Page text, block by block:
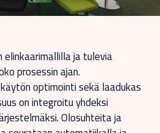
ja tulevia
prosessin ajan.
optimointi sekä laadukas
on integroitu yhdeksi
Olosuhteita ja